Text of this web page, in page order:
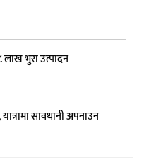
लाख भुरा उत्पादन
सावधानी अपनाउन